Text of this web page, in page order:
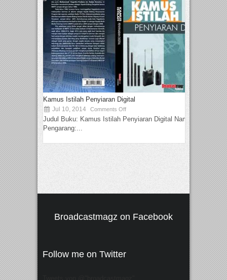
Kamus Istilah Penyiaran Digital
Jul 10, 2014 Comments Off
Judul Buku: Kamus Istilah Penyiaran Digital Nama
Pengarang:...
Broadcastmagz on Facebook
Follow me on Twitter